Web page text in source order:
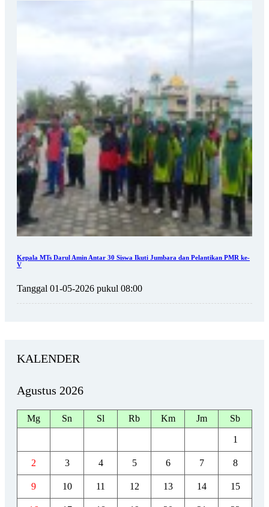
Kepala MTs Darul Amin Antar 30 Siswa Ikuti Jumbara dan Pelantikan PMR ke-
V
Tanggal 01-05-2026 pukul 08:00
KALENDER
Agustus 2026
Mg Sn Sl Rb Km Jm Sb
1
2 3 4 5 6 7 8
9 10 11 12 13 14 15